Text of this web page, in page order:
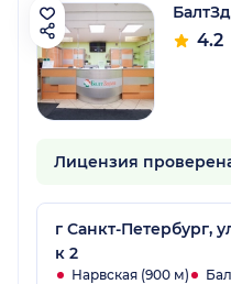
4.2
Лицензия
г Санкт-Петербург,
к 2
Нарвская (900 м)